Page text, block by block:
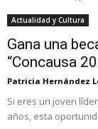
Actualidad y Cultura
Gana una
“Concausa
Patricia Hernández
Si eres un joven
años, esta